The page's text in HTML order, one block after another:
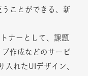
ことができる、新
ナーとして、課題
作成などのサービ
入れたUIデザイン、